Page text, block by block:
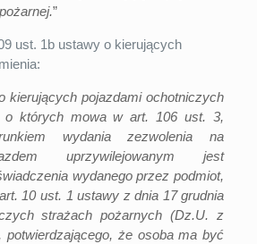
”
ust. 1b ustawy o kierujących
kierujących pojazdami ochotniczych
o których mowa wart. 106 ust. 3,
wydania zezwolenia na
uprzywilejowanym jest
wydanego przez podmiot,
art. 10 ust. 1 ustawy z dnia 17 grudnia
strażach pożarnych (Dz.U. z
potwierdzającego, że osoba ma być